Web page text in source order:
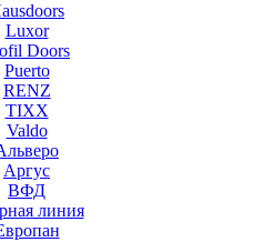
Luxor
Doors
Puerto
RENZ
TIXX
Valdo
Аргус
ВФД
линия